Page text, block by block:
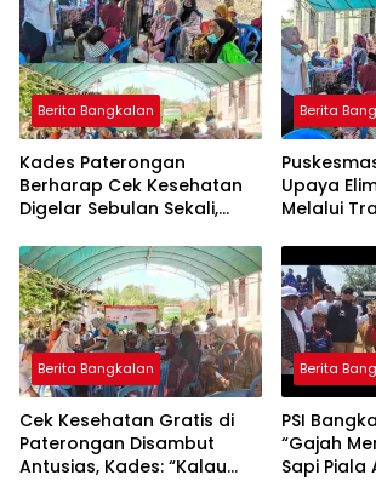
Berita Bangkalan
Kades Paterongan
Berharap Cek Kesehatan
Digelar Sebulan Sekali,
CKG Bisa Dilaksanakan
Rutin Lewat Posyandu ILP
Berita
Upaya
Melalui
Berita Bangkalan
Cek Kesehatan Gratis di
Paterongan Disambut
Antusias, Kades: “Kalau
Berita
PSI
“Gajah
Sapi Piala